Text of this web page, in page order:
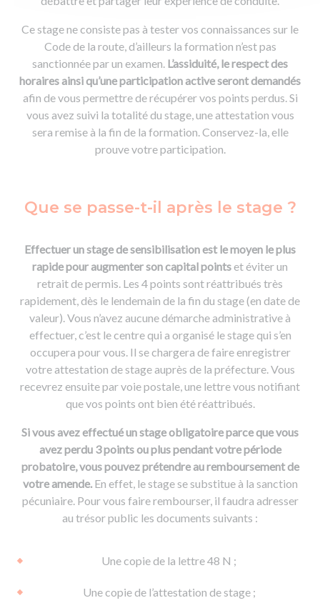
Ce stage ne consiste pas à tester vos connaissances sur le
Code de la route, d’ailleurs la formation n’est pas
sanctionnée par un examen. L’assiduité, le respect des
horaires ainsi qu’une participation active seront demandés
afin de vous permettre de récupérer vos points perdus. Si
vous avez suivi la totalité du stage, une attestation vous
sera remise à la fin de la formation. Conservez-la, elle
prouve votre participation.
Que se passe-t-il après le stage ?
Effectuer un stage de sensibilisation est le moyen le plus
rapide pour augmenter son capital pointset éviter un
retrait de permis. Les 4 points sont réattribués très
rapidement, dès le lendemain de la fin du stage (en date de
valeur). Vous n’avez aucune démarche administrative à
effectuer, c’est le centre qui a organisé le stage qui s’en
occupera pour vous. Il se chargera de faire enregistrer
votre attestation de stage auprès de la préfecture. Vous
recevrez ensuite par voie postale, une lettre vous notifiant
que vos points ont bien été réattribués.
Si vous avez effectué un stage obligatoire parce que vous
avez perdu 3 points ou plus pendant votre période
probatoire, vous pouvez prétendre au remboursement de
votre amende.En effet, le stage se substitue à la sanction
pécuniaire. Pour vous faire rembourser, il faudra adresser
au trésor public les documents suivants :
Une copie de la lettre 48 N ;
Une copie de l’attestation de stage ;